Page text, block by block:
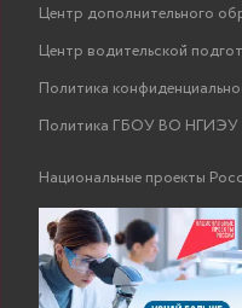
Центр дополнительного
Центр водительской
Политика
Политика ГБОУ ВО НГИЭУ
Национальные проекты